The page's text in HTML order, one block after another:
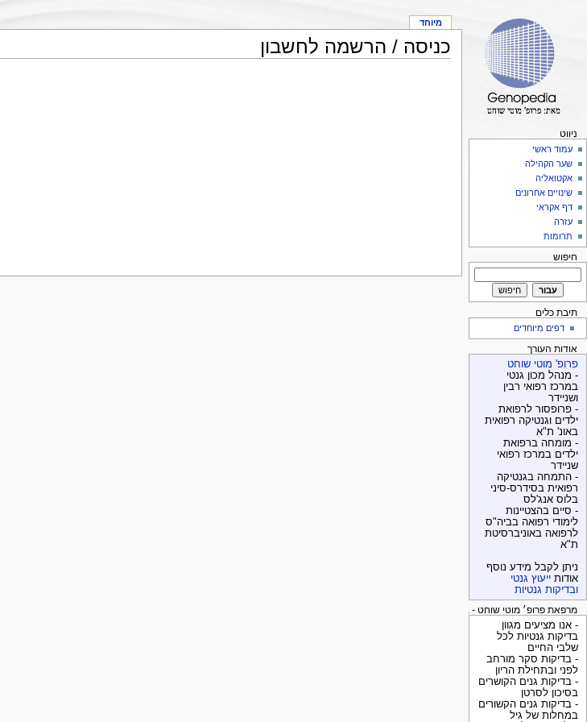
כניסה / הרשמה לחשבון
מיוחד
ניווט
עמוד ראשי
שער הקהילה
אקטואליה
שינויים אחרונים
דף אקראי
עזרה
תרומות
חיפוש
תיבת כלים
דפים מיוחדים
אודות העורך
פרופ' מוטי שוחט
- מנהל מכון גנטי
במרכז רפואי רבין
ושניידר
- פרופסור לרפואת
ילדים וגנטיקה רפואית
באונ' ת"א
- מומחה ברפואת
ילדים במרכז רפואי
שניידר
- התמחה בגנטיקה
רפואית בסידרס-סיני
בלוס אנג'לס
- סיים בהצטיינות
לימודי רפואה בביה"ס
לרפואה באוניברסיטת
ת"א
ניתן לקבל מידע נוסף
אודות ייעוץ גנטי
ובדיקות גנטיות
מרפאת פרופ׳ מוטי שוחט - בדיקות גנטיות
- אנו מציעים מגוון
בדיקות גנטיות לכל
שלבי החיים
- בדיקות סקר מורחב
לפני ובתחילת הריון
- בדיקות גנים הקושרים
בסיכון לסרטן
- בדיקות גנים הקשורים
במחלות של גיל